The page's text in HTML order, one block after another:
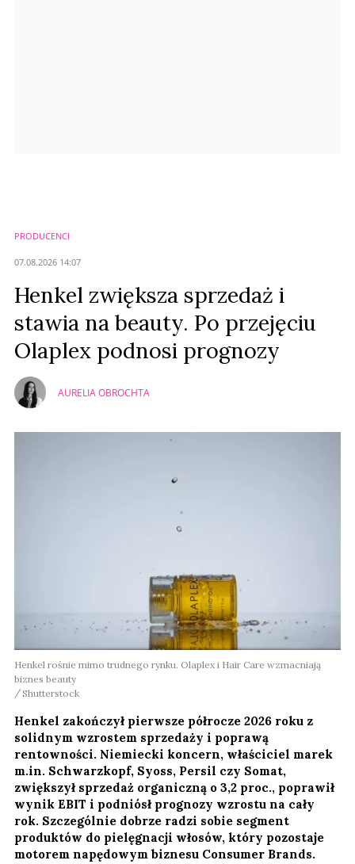
PRODUCENCI
07.08.2026 14:07
Henkel zwiększa sprzedaż i
stawia na beauty. Po przejęciu
Olaplex podnosi prognozy
AURELIA OBROCHTA
Henkel rośnie mimo trudnego rynku. Olaplex i Hair Care wzmacniają
biznes beauty
Shutterstock
Henkel zakończył pierwsze półrocze 2026 roku z
solidnym wzrostem sprzedaży i poprawą
rentowności. Niemiecki koncern, właściciel marek
m.in. Schwarzkopf, Syoss, Persil czy Somat,
zwiększył sprzedaż organiczną o 3,2 proc., poprawił
wynik EBIT i podniósł prognozy wzrostu na cały
rok. Szczególnie dobrze radzi sobie segment
produktów do pielęgnacji włosów, który pozostaje
motorem napędowym biznesu Consumer Brands.